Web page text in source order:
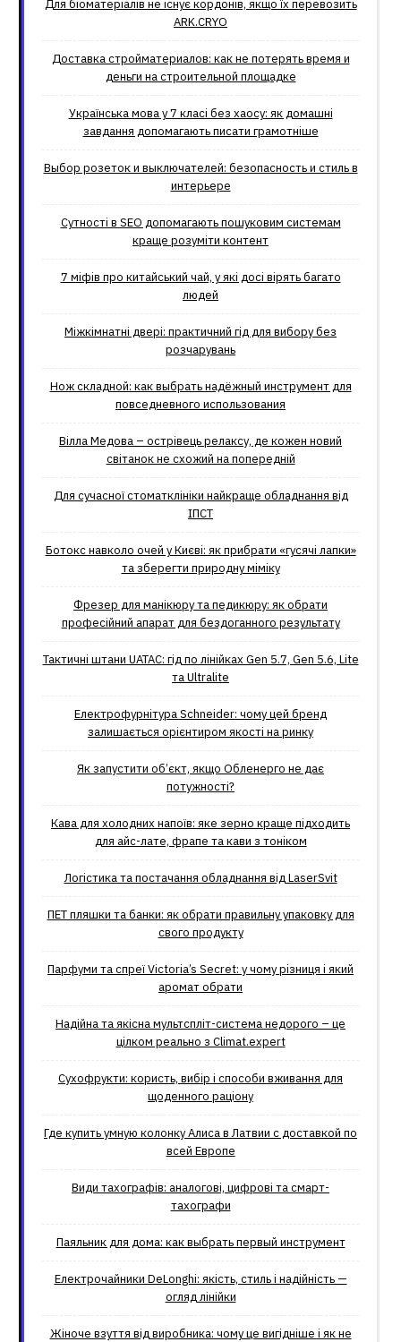
Для біоматеріалів не існує кордонів, якщо їх перевозить
ARK.CRYO
Доставка стройматериалов: как не потерять время и
деньги на строительной площадке
Українська мова у 7 класі без хаосу: як домашні
завдання допомагають писати грамотніше
Выбор розеток и выключателей: безопасность и стиль в
интерьере
Сутності в SEO допомагають пошуковим системам
краще розуміти контент
7 міфів про китайський чай, у які досі вірять багато
людей
Міжкімнатні двері: практичний гід для вибору без
розчарувань
Нож складной: как выбрать надёжный инструмент для
повседневного использования
Вілла Медова – острівець релаксу, де кожен новий
світанок не схожий на попередній
Для сучасної стоматклініки найкраще обладнання від
ІПСТ
Ботокс навколо очей у Києві: як прибрати «гусячі лапки»
та зберегти природну міміку
Фрезер для манікюру та педикюру: як обрати
професійний апарат для бездоганного результату
Тактичні штани UATAC: гід по лінійках Gen 5.7, Gen 5.6, Lite
та Ultralite
Електрофурнітура Schneider: чому цей бренд
залишається орієнтиром якості на ринку
Як запустити об’єкт, якщо Обленерго не дає
потужності?
Кава для холодних напоїв: яке зерно краще підходить
для айс-лате, фрапе та кави з тоніком
Логістика та постачання обладнання від LaserSvit
ПЕТ пляшки та банки: як обрати правильну упаковку для
свого продукту
Парфуми та спреї Victoria’s Secret: у чому різниця і який
аромат обрати
Надійна та якісна мультспліт-система недорого – це
цілком реально з Climat.еxpert
Сухофрукти: користь, вибір і способи вживання для
щоденного раціону
Где купить умную колонку Алиса в Латвии с доставкой по
всей Европе
Види тахографів: аналогові, цифрові та смарт-
тахографи
Паяльник для дома: как выбрать первый инструмент
Електрочайники DeLonghi: якість, стиль і надійність —
огляд лінійки
Жіноче взуття від виробника: чому це вигідніше і як не